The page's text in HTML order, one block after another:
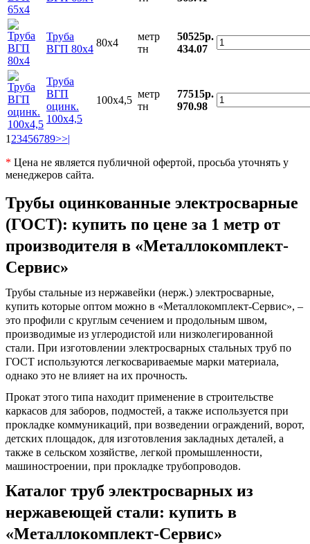
Труба
ВГП 80х4
80х4
метр
тн
50525р.
434.07
Труба
ВГП
оцинк.
100х4,5
100х4,5
метр
тн
77515р.
970.98
123456789>>|
* Цена не является публичной офертой, просьба уточнять у
менеджеров сайта.
Трубы оцинкованные электросварные
(ГОСТ): купить по цене за 1 метр от
производителя в «Металлокомплект-
Сервис»
Трубы стальные из нержавейки (нерж.) электросварные,
купить которые оптом можно в «Металлокомплект-Сервис», –
это профили с круглым сечением и продольным швом,
производимые из углеродистой или низколегированной
стали. При изготовлении электросварных стальных труб по
ГОСТ используются легкосвариваемые марки материала,
однако это не влияет на их прочность.
Прокат этого типа находит применение в строительстве
каркасов для заборов, подмостей, а также используется при
прокладке коммуникаций, при возведении ограждений, ворот,
детских площадок, для изготовления закладных деталей, а
также в сельском хозяйстве, легкой промышленности,
машиностроении, при прокладке трубопроводов.
Каталог труб электросварных из
нержавеющей стали: купить в
«Металлокомплект-Сервис»